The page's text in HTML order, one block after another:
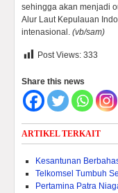
sehingga akan menjadi
Alur Laut Kepulauan
intenasional. (vb/sam)
Post Views: 333
Share this news
ARTIKEL TERKAIT
Kesantunan
Telkomsel Tumbuh
Pertamina Patra